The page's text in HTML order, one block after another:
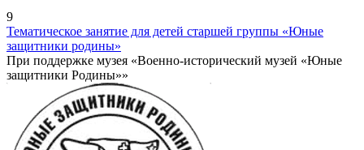
9
Тематическое занятие для детей старшей группы «Юные
защитники родины»
При поддержке музея «Военно-исторический музей «Юные
защитники Родины»»